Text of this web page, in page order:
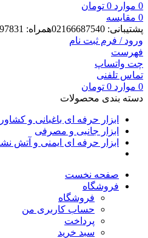
0 موارد 0 تومان
0 مقایسه
پشتیبانی: 02166687540همراه: 09123497831
ورود / فرم ثبت نام
فهرست
چت واتساپ
تماس تلفنی
0 موارد 0 تومان
دسته بندی محصولات
ابزار حرفه ای باغبانی و
ابزار جانبی و مصرفی
ابزار حرفه ای ایمنی و آتش
صفحه نخست
فروشگاه
فروشگاه
حساب کاربری من
پرداخت
سبد خرید